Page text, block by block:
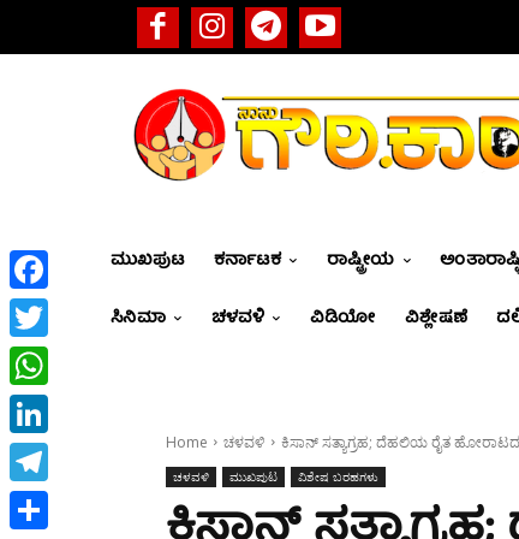
ಮುಖಪುಟ ಕರ್ನಾಟಕ ರಾಷ್ಟ್ರೀಯ
ಸಿನಿಮಾ
ಚಳವಳಿ ವಿಡಿಯೋ ವಿಶ್ಲೇಷಣೆ
Home ಚಳವಳಿ ಕಿಸಾನ್ ಸತ್ಯಾಗ್ರಹ; ದೆಹಲಿಯ ರೈತ
ಚಳವಳಿ ಮುಖಪುಟ ವಿಶೇಷ ಬರಹಗಳು
Facebook
Twitter
WhatsApp
LinkedIn
Telegram